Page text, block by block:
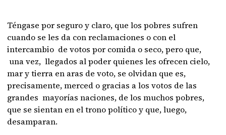
Téngase por seguro y claro, que los pobres sufren
cuando se les da con reclamaciones o con el
intercambio de votos por comida o seco, pero que,
una vez, llegados al poder quienes les ofrecen cielo,
mar y tierra en aras de voto, se olvidan que es,
precisamente, merced o gracias a los votos de las
grandes mayorías naciones, de los muchos pobres,
que se sientan en el trono político y que, luego,
desamparan.